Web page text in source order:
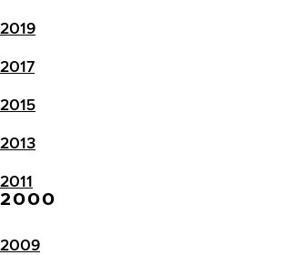
2019
2017
2015
2013
2011
2000
2009